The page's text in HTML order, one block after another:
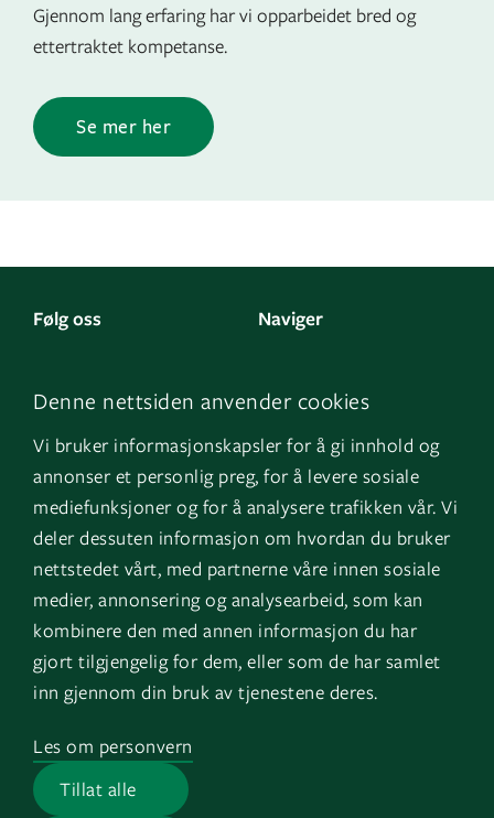
Denne nettsiden anvender cookies
Vi bruker informasjonskapsler for å gi innhold og
annonser et personlig preg, for å levere sosiale
mediefunksjoner og for å analysere trafikken vår. Vi
deler dessuten informasjon om hvordan du bruker
nettstedet vårt, med partnerne våre innen sosiale
medier, annonsering og analysearbeid, som kan
kombinere den med annen informasjon du har
gjort tilgjengelig for dem, eller som de har samlet
inn gjennom din bruk av tjenestene deres.
Tillat alle
Les om personvern
Gjennom lang erfaring har vi opparbeidet bred og
ettertraktet kompetanse.
Se mer her
Følg oss
Facebook
Instagram
YouTube
Naviger
Om oss
GK Sverige
GK Danmark
Snarveier
Fakturainformasjon
HMS
Jobb i GK
Presserom
Logg inn
Mine bygg